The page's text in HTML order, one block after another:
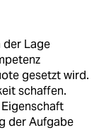
der Lage
gesetzt wird.
schaffen.
der Aufgabe